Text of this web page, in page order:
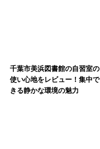
千葉市美浜図書館の自習室の
使い心地をレビュー！集中で
きる静かな環境の魅力